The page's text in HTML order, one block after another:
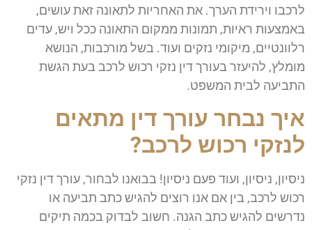
לרכבו וירידת הערך. את האחריות לתאונה זאת עושים,
באמצעות ראיות, תמונות ממקום התאונה ככל ויש, עדים
רלוונטיים, מיקומי נזקים ועוד. בשל מורכבות, הנושא
מומלץ, להיעזר בעורך דין נזקי רכוש לרכב בעת הגשת
התביעה לבית המשפט.
איך נבחר עורך דין מתאים
לנזקי רכוש לרכב?
ניסיון, ניסיון, ועוד פעם ניסיון! בבואנו לבחור, עורך דין נזקי
רכוש לרכב, בין אם אנו רוצים להגיש כתב תביעה או
נדרשים להגיש כתב הגנה. חשוב לבדוק בכמה תיקים